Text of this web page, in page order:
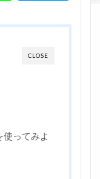
CLOSE
ってみよ